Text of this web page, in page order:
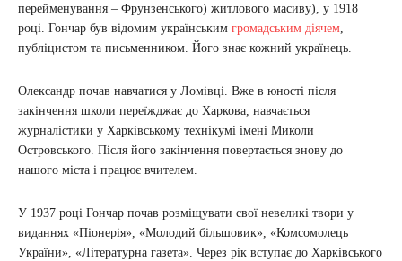
перейменування – Фрунзенського) житлового масиву), у 1918
році. Гончар був відомим українським громадським діячем
публіцистом та письменником. Його знає кожний українець.
Олександр почав навчатися у Ломівці. Вже в юності після
закінчення школи переїжджає до Харкова, навчається
журналістики у Харківському технікумі імені Миколи
Островського. Після його закінчення повертається знову до
нашого міста і працює вчителем.
У 1937 році Гончар почав розміщувати свої невеликі твори у
виданнях «Піонерія», «Молодий більшовик», «Комсомолець
України», «Літературна газета». Через рік вступає до Харківського